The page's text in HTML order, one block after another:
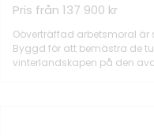
Pris från 137 900 kr
Oöverträffad arbetsmoral är
Byggd för att bemästra de
vinterlandskapen på den